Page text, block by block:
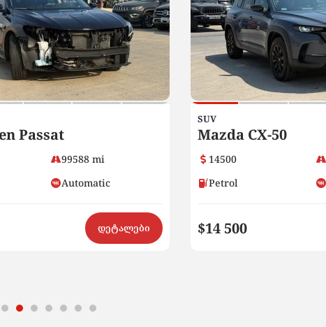
Passat
99588 mi
Automatic
დეტალები
SUV
Mazda CX-50
14500
Petrol
$14 500